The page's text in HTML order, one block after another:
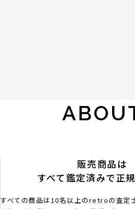
販売商品は
すべて鑑定済みで正
すべての商品は10名以上のretroの査定士